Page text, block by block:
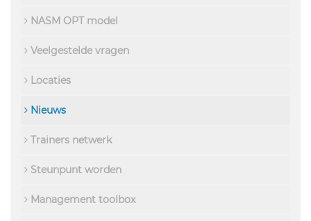
NASM OPT model
Veelgestelde vragen
Locaties
Nieuws
Trainers netwerk
Steunpunt worden
Management toolbox